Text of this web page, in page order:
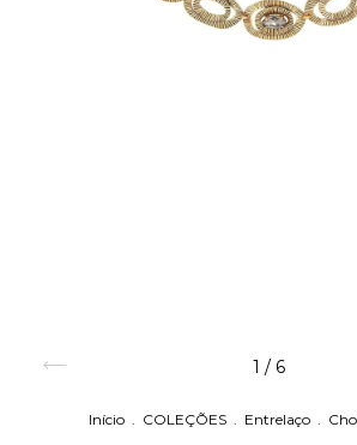
1 / 6
Início . COLEÇÕES . Entrelaço .